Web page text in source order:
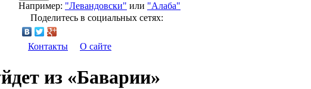
Например: "Левандовски" или "Алаба"
Поделитесь в социальных сетях:
Контакты О сайте
из «Баварии»